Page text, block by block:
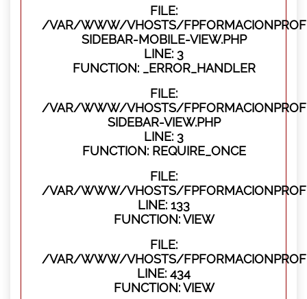
FILE:
/VAR/WWW/VHOSTS/
SIDEBAR-MOBILE-VIEW.PHP
LINE: 3
FUNCTION: _ERROR_HANDLER
FILE:
/VAR/WWW/VHOSTS/
SIDEBAR-VIEW.PHP
LINE: 3
FUNCTION: REQUIRE_ONCE
FILE:
/VAR/WWW/VHOSTS/
LINE: 133
FUNCTION: VIEW
FILE:
/VAR/WWW/VHOSTS/
LINE: 434
FUNCTION: VIEW